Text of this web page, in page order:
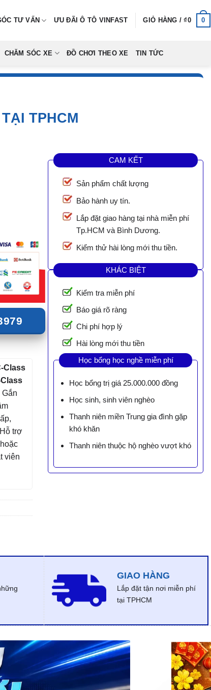
TƯ VẤN ƯU ĐÃI Ô TÔ VINFAST GIỎ HÀNG /₫0 0
CHĂM SÓC XE ĐỒ CHƠI THEO XE TIN TỨC
TPHCM
số lượng
Class
trợ
viên
CAM KẾT
Sản phẩm chất lượng
Bảo hành uy tín.
Lắp đặt giao hàng tại nhà miễn phí
Tp.HCM và Bình Dương.
Kiểm thử hài lòng mới thu tiền.
KHÁC BIỆT
Kiểm tra miễn phí
Báo giá rõ ràng
Chi phí hợp lý
Hài lòng mới thu tiền
Học bổng học nghề miễn phí
Học bổng trị giá 25.000.000 đồng
Học sinh, sinh viên nghèo
Thanh niên miền Trung gia đình gặp
khó khăn
Thanh niên thuộc hộ nghèo vượt khó
GIAO HÀNG
Lắp đặt tận nơi miễn phí
tại TPHCM